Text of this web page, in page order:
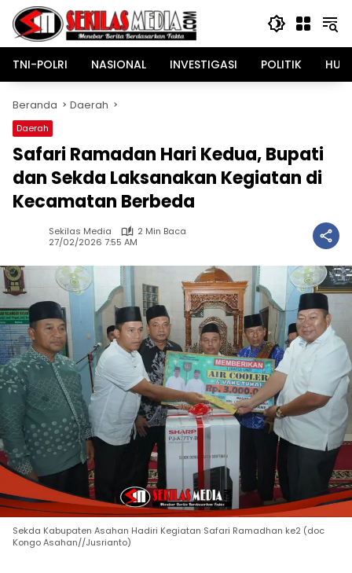
Langsung
konten
TNI-POLRI
NASIONAL INVESTIGASI POLITIK
Beranda Daerah
Daerah
Safari Ramadan Hari Kedua, Bupati
dan Sekda Laksanakan Kegiatan di
Kecamatan Berbeda
Sekilas Media
2 Min Baca
27/02/2026 7:55 AM
Sekda Kabupaten Asahan Hadiri Kegiatan Safari Ramadhan ke2 (doc
Kongo Asahan//Jusrianto)